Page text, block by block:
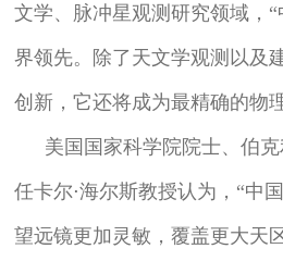
文学、脉冲星观测研究领域，
界领先。除了天文学观测以及
创新，它还将成为最精确的物
美国国家科学院院士、伯
任卡尔⋅海尔斯教授认为，“中
望远镜更加灵敏，覆盖更大天